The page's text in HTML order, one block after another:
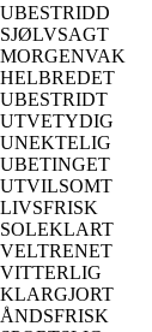
UBESTRIDD
SJØLVSAGT
MORGENVAK
HELBREDET
UBESTRIDT
UTVETYDIG
UNEKTELIG
UBETINGET
UTVILSOMT
LIVSFRISK
SOLEKLART
VELTRENET
VITTERLIG
KLARGJORT
ÅNDSFRISK